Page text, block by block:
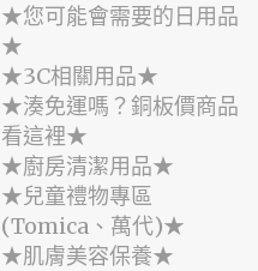
★您可能會需要的日用品
★
★3C相關用品★
★湊免運嗎？銅板價商品
看這裡★
★廚房清潔用品★
★兒童禮物專區
(Tomica、萬代)★
★肌膚美容保養★